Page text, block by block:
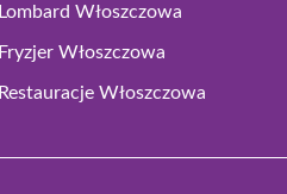
Lombard Włoszczowa
Fryzjer Włoszczowa
Restauracje Włoszczowa